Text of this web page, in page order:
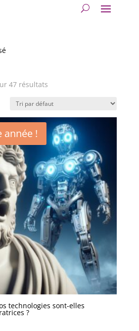
47 résultats
année !
technologies sont-elles
?